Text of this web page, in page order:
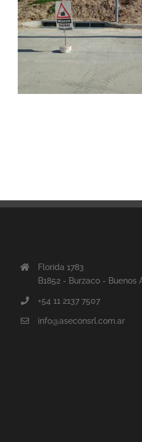
Florida 1783
B1852 - Burzaco - Buenos
+54 11 2137 7507
info@aseconsrl.com.ar